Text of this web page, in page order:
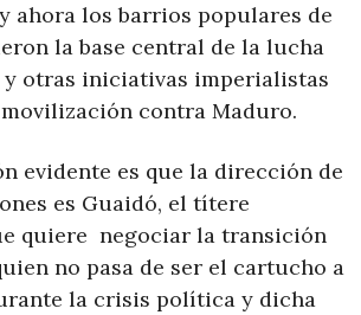
ahora los barrios populares de
la base central de la lucha
otras iniciativas imperialistas
contra Maduro.
evidente es que la dirección de
es Guaidó, el títere
quiere negociar la transición
no pasa de ser el cartucho a
la crisis política y dicha